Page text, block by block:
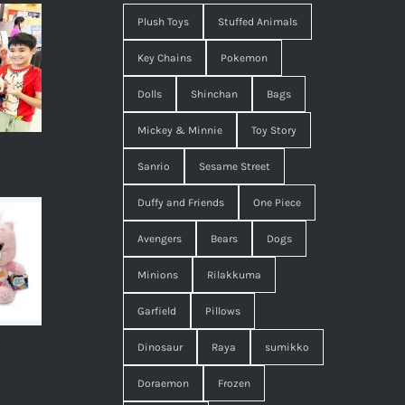
Plush Toys Stuffed Animals
Key Chains Pokemon
Dolls Shinchan Bags
Mickey & Minnie Toy Story
Sanrio Sesame Street
Duffy and Friends One Piece
Avengers Bears Dogs
Minions Rilakkuma
Garfield Pillows
Dinosaur Raya sumikko
Doraemon Frozen